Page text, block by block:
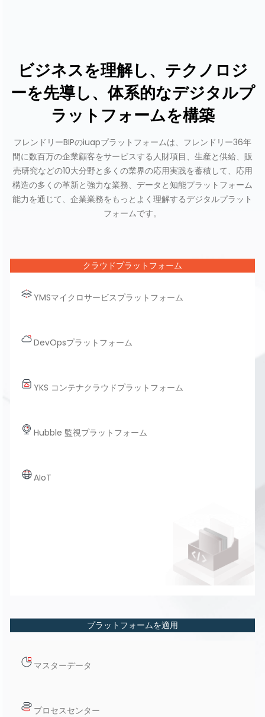
ビジネスを理解し、テクノロジ
ーを先導し、体系的なデジタルプ
ラットフォームを構築
フレンドリーBIPのiuapプラットフォームは、フレンドリー36年
間に数百万の企業顧客をサービスする人財項目、生産と供給、販
売研究などの10大分野と多くの業界の応用実践を蓄積して、応用
構造の多くの革新と強力な業務、データと知能プラットフォーム
能力を通じて、企業業務をもっとよく理解するデジタルプラット
フォームです。
クラウドプラットフォーム
YMSマイクロサービスプラットフォーム
DevOpsプラットフォーム
YKS コンテナクラウドプラットフォーム
Hubble 監視プラットフォーム
AIoT
プラットフォームを適用
マスターデータ
プロセスセンター